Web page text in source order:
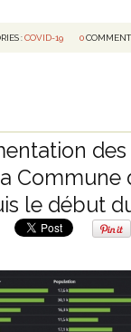
:COVID-19 0
des
Commune
le début